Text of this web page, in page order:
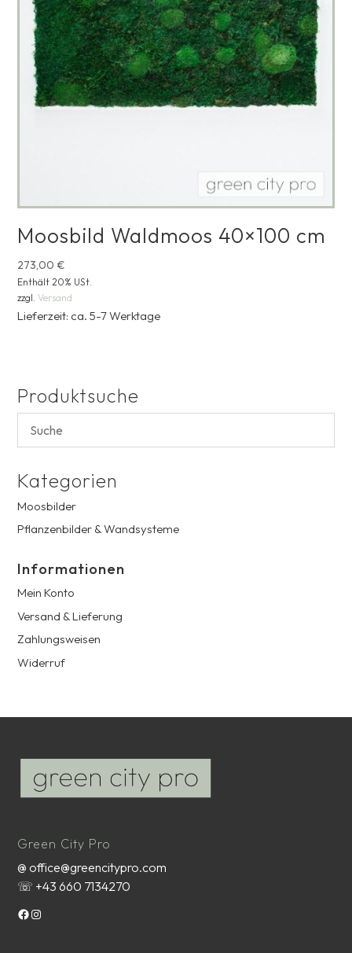
Moosbild Waldmoos 40×100 cm
273,00€
Enthält 20% USt.
zzgl.Versand
Lieferzeit: ca. 5-7 Werktage
Produktsuche
Kategorien
Moosbilder
Pflanzenbilder & Wandsysteme
Informationen
Mein Konto
Versand & Lieferung
Zahlungsweisen
Widerruf
Green City Pro
@ office@greencitypro.com
☏ +43 660 7134270
Facebook
Instagram